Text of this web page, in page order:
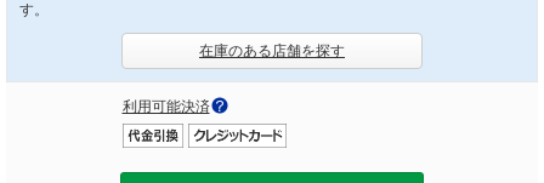
す。
在庫のある店舗を探す
利用可能決済